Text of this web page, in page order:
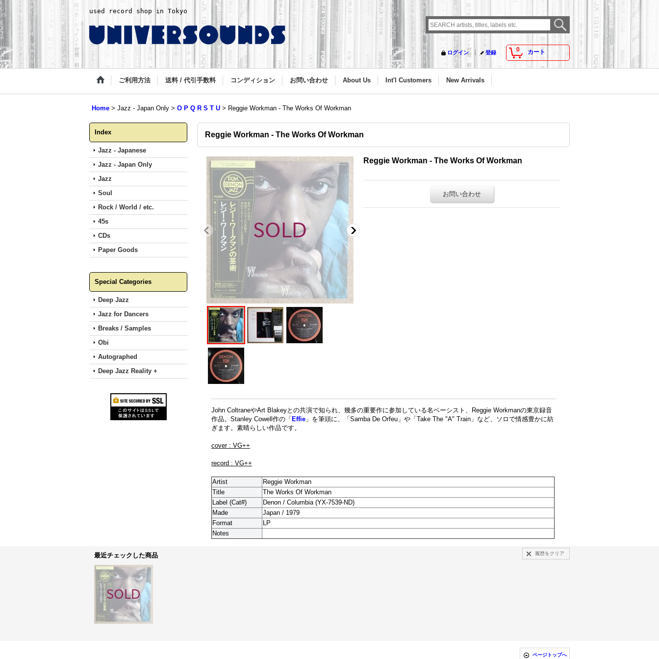
used record shop in Tokyo
0 カート
ログイン 登録
ご利用方法 送料 / 代引手数料 コンディション お問い合わせ About Us Int'l Customers New Arrivals
Home > Jazz - Japan Only > O P Q R S T U > Reggie Workman - The Works Of Workman
Index
Jazz - Japanese
Jazz - Japan Only
Jazz
Soul
Rock / World / etc.
45s
CDs
Paper Goods
Special Categories
Deep Jazz
Jazz for Dancers
Breaks / Samples
Obi
Autographed
Deep Jazz Reality +
Reggie Workman - The Works Of Workman
Reggie Workman - The Works Of Workman
お問い合わせ
John ColtraneやArt Blakeyとの共演で知られ、幾多の重要作に参加している名ベーシスト、Reggie Workmanの東京録音
作品。Stanley Cowell作の「 Effie 」を筆頭に、「Samba De Orfeu」や「Take The "A" Train」など、ソロで情感豊かに紡
ぎます。素晴らしい作品です。
cover : VG++
record : VG++
Artist
Reggie Workman
Title
The Works Of Workman
Label (Cat#)
Denon / Columbia (YX-7539-ND)
Made
Japan / 1979
Format
LP
Notes
最近チェックした商品 履歴をクリア
ページトップへ